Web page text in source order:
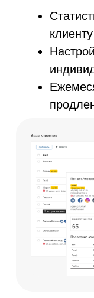
Будем рады
среди наших
© AppEvent.ru, 2016 -
Все права защищены.
AppEvent внесена в
Реестровая запись